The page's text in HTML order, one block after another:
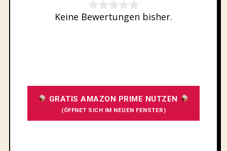
Keine Bewertungen bisher.
GRATIS AMAZON PRIME NUTZEN
(ÖFFNET SICH IM NEUEN FENSTER)